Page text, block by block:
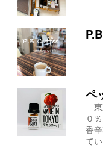
ペ
東
０
香
てい